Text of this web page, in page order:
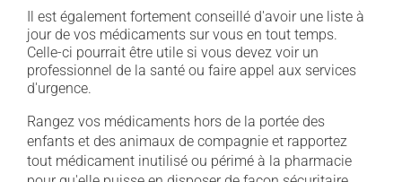
Il est également fortement conseillé d'avoir une liste à
jour de vos médicaments sur vous en tout temps.
Celle-ci pourrait être utile si vous devez voir un
professionnel de la santé ou faire appel aux services
d'urgence.
Rangez vos médicaments hors de la portée des
enfants et des animaux de compagnie et rapportez
tout médicament inutilisé ou périmé à la pharmacie